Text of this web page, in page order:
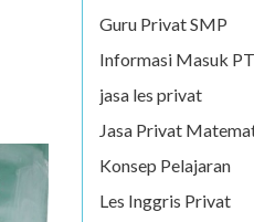
Guru Privat SMP
Informasi Masuk
jasa les privat
Jasa Privat
Konsep Pelajaran
Les Inggris Privat